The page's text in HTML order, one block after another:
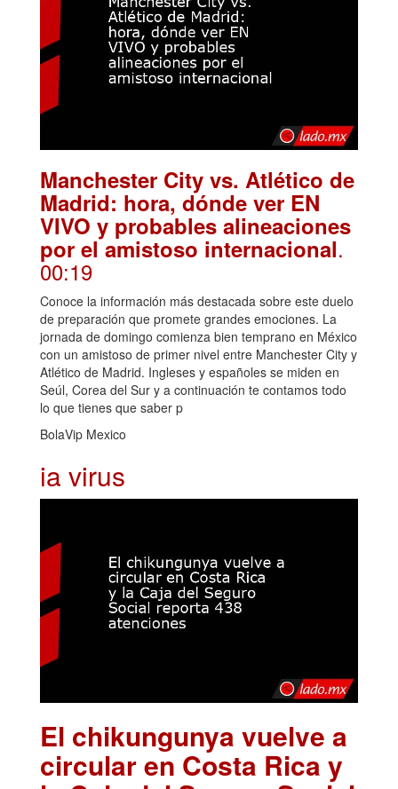
Manchester City vs. Atlético de
Madrid: hora, dónde ver EN
VIVO y probables alineaciones
por el amistoso internacional.
00:19
Conoce la información más destacada sobre este duelo
de preparación que promete grandes emociones. La
jornada de domingo comienza bien temprano en México
con un amistoso de primer nivel entre Manchester City y
Atlético de Madrid. Ingleses y españoles se miden en
Seúl, Corea del Sur y a continuación te contamos todo
lo que tienes que saber p
BolaVip Mexico
ia virus
El chikungunya vuelve a
circular en Costa Rica y